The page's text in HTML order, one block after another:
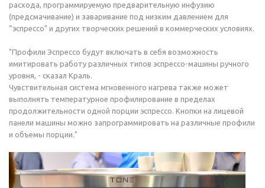
расхода, программируемую предварительную инфузию
(предсмачивание) и заваривание под низким давлением для
”эспрессо" и других творческих решений в коммерческих условиях.
"Профили Эспрессо будут включать в себя возможность
имитировать работу различных типов эспрессо-машины ручного
уровня, - сказал Краль.
Чувствительная система мгновенного нагрева также может
выполнять температурное профилирование в пределах
продолжительности одной порции эспрессо. Кнопки на лицевой
панели машины можно запрограммировать на различные профили
и объемы порции."